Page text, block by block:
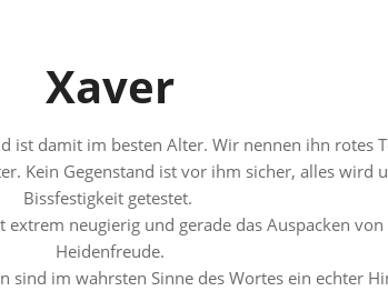
Xaver
ist damit im besten Alter. Wir nennen ihn rotes
Kein Gegenstand ist vor ihm sicher, alles wird
Bissfestigkeit getestet.
neugierig und gerade das Auspacken
Heidenfreude.
sind im wahrsten Sinne des Wortes ein echter